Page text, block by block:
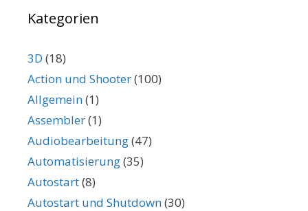
Kategorien
3D (18)
Action und Shooter(100)
Allgemein(1)
Assembler(1)
Audiobearbeitung(47)
Automatisierung(35)
Autostart(8)
Autostart und Shutdown(30)